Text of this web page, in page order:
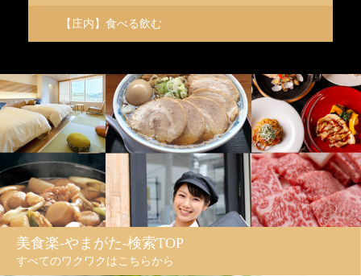
【庄内】食べる飲む
美食楽-やまがた-検索TOP
すべてのワクワクはこちらから